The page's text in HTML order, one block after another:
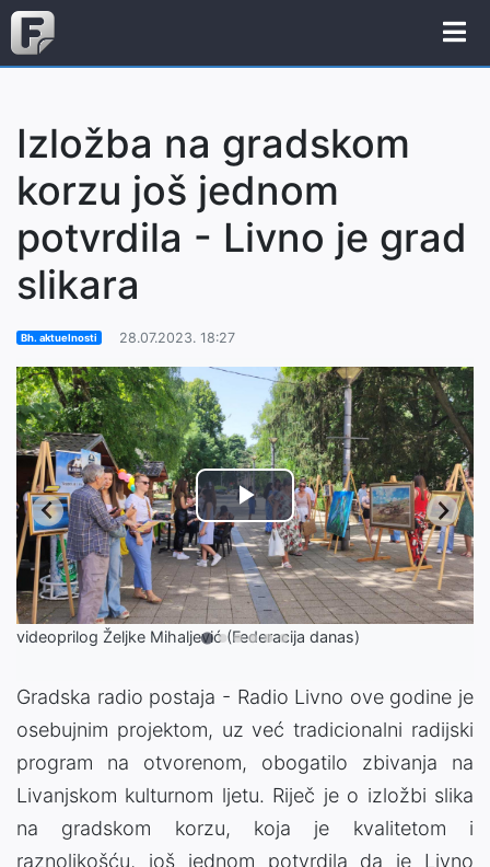
Izložba na gradskom
korzu još jednom
potvrdila - Livno je grad
slikara
Bh. aktuelnosti 28.07.2023. 18:27
videoprilog Željke Mihaljević (Federacija danas)
Play
Video
Gradska radio postaja - Radio Livno ove godine je
osebujnim projektom, uz već tradicionalni radijski
program na otvorenom, obogatilo zbivanja na
Livanjskom kulturnom ljetu. Riječ je o izložbi slika
na gradskom korzu, koja je kvalitetom i
raznolikošću, još jednom potvrdila da je Livno